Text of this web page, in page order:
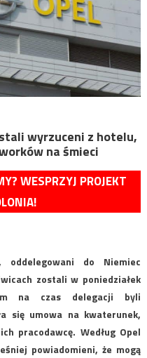
wyrzuceni z hotelu,
na śmieci
WESPRZYJ PROJEKT
do Niemiec
zostali w poniedziałek
na czas delegacji byli
się umowa na kwaterunek,
pracodawcę. Według Opel
powiadomieni, że mogą